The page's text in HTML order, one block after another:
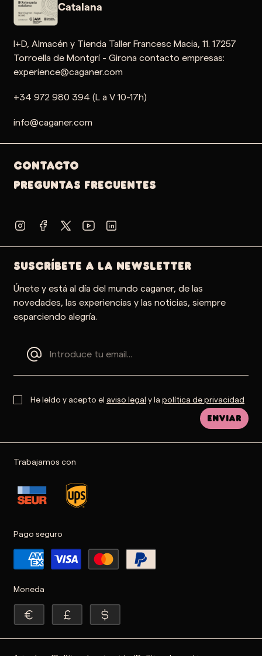
Catalana
I+D, Almacén y Tienda Taller Francesc Macia, 11. 17257
Torroella de Montgrí - Girona contacto empresas:
experience@caganer.com
+34 972 980 394 (L a V 10-17h)
info@caganer.com
Contacto
PREGUNTAS FRECUENTES
SUSCRÍBETE A LA NEWSLETTER
Únete y está al día del mundo caganer, de las
novedades, las experiencias y las noticias, siempre
esparciendo alegría.
He leído y acepto el aviso legal y la política de privacidad
Enviar
Trabajamos con
Pago seguro
Moneda